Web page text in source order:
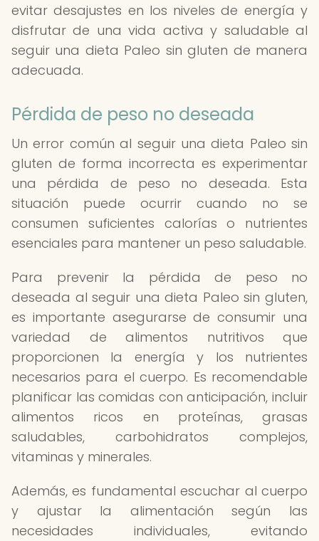
evitar desajustes en los niveles de energía y
disfrutar de una vida activa y saludable al
seguir una dieta Paleo sin gluten de manera
adecuada.
Pérdida de peso no deseada
Un error común al seguir una dieta Paleo sin
gluten de forma incorrecta es experimentar
una pérdida de peso no deseada. Esta
situación puede ocurrir cuando no se
consumen suficientes calorías o nutrientes
esenciales para mantener un peso saludable.
Para prevenir la pérdida de peso no
deseada al seguir una dieta Paleo sin gluten,
es importante asegurarse de consumir una
variedad de alimentos nutritivos que
proporcionen la energía y los nutrientes
necesarios para el cuerpo. Es recomendable
planificar las comidas con anticipación, incluir
alimentos ricos en proteínas, grasas
saludables, carbohidratos complejos,
vitaminas y minerales.
Además, es fundamental escuchar al cuerpo
y ajustar la alimentación según las
necesidades individuales, evitando